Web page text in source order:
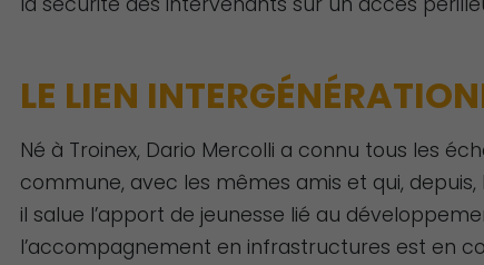
LE LIEN
Né à Troinex, Dario Mercolli a connu tous les
commune, avec les mêmes amis et qui, depuis,
il salue l’apport de jeunesse lié au
l’accompagnement en infrastructures est en